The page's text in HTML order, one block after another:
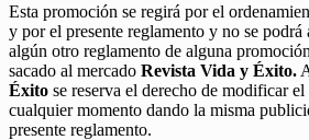
Esta promoción se regirá por el
y por el presente reglamento y no se
algún otro reglamento de alguna
sacado al mercado Revista Vida y Éxito.
Éxito se reserva el derecho de modificar
cualquier momento dando la misma
presente reglamento.